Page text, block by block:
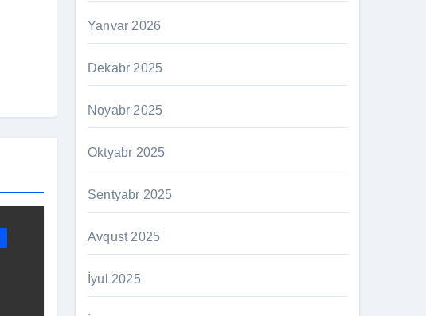
Yanvar 2026
Dekabr 2025
Noyabr 2025
Oktyabr 2025
Sentyabr 2025
Avqust 2025
İyul 2025